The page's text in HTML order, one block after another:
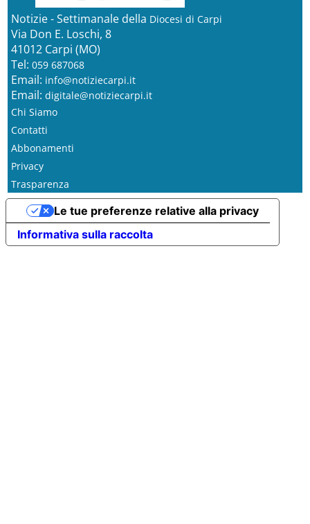
Notizie - Settimanale della Diocesi di Carpi
Via Don E. Loschi, 8
41012 Carpi (MO)
Tel: 059 687068
Email: info@notiziecarpi.it
Email: digitale@notiziecarpi.it
Chi Siamo
Contatti
Abbonamenti
Privacy
Trasparenza
Informativa sulla raccolta
Le tue preferenze relative alla privacy